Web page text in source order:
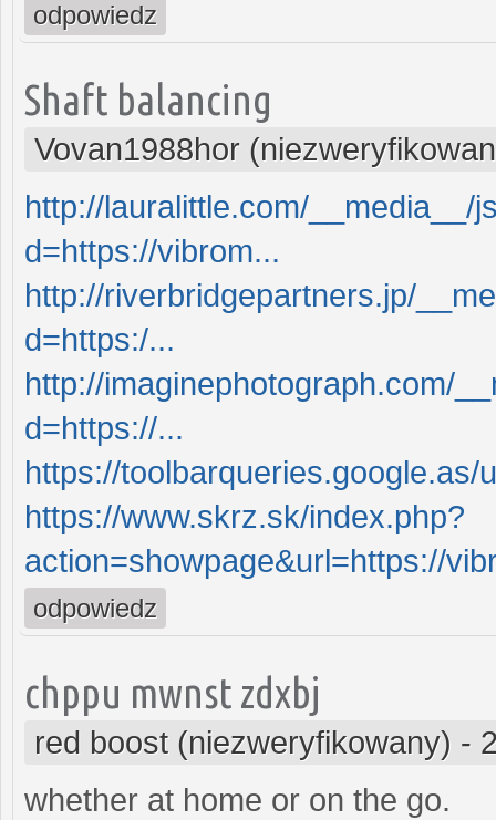
odpowiedz
Shaft balancing
Vovan1988hor
http://lauralittle.com/__media__/
d=https://vibrom...
http://riverbridgepartners.jp/
d=https:/...
http://imaginephotograph.com/
d=https://...
https://
https://www.skrz.sk/index.php?
action=showpage&url=https://
odpowiedz
chppu mwnst zdxbj
red boost (niezweryfikowany) -
whether at home or on the go.